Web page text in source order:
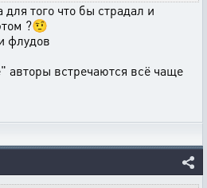
для того что бы страдал и
?🤨
флудов
авторы встречаются всё чаще